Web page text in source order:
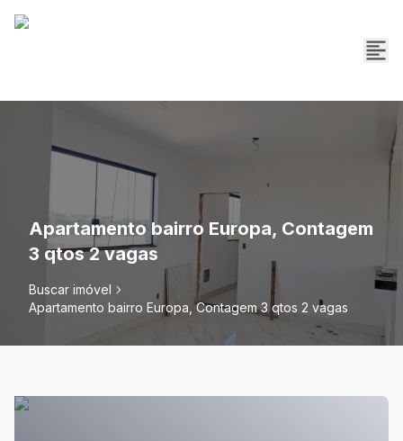
Apartamento bairro Europa, Contagem
3 qtos 2 vagas
Buscar imóvel
Apartamento bairro Europa, Contagem 3 qtos 2 vagas